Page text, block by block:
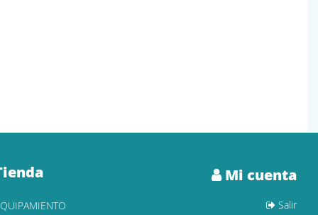
Mi cuenta
Salir